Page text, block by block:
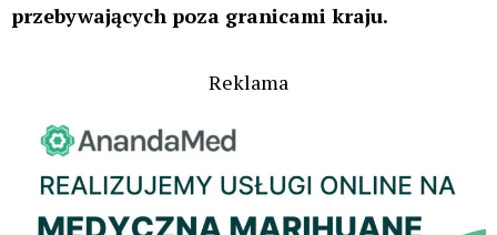
przebywających poza granicami kraju.
Reklama